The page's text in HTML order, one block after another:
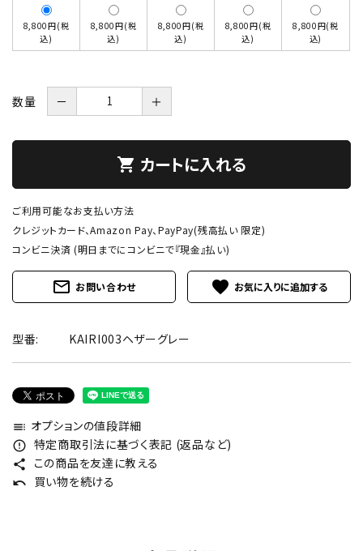
8,800円(税
込)
8,800円(税
込)
8,800円(税
込)
8,800円(税
込)
8,800円(税
込)
数量 － ＋
shopping_cart カートに入れる
ご利用可能なお支払い方法
クレジットカード、Amazon Pay、PayPay(残高払い 限定)
コンビニ決済 (明日までにコンビニで『現金』払い)
mail_outline お問い合わせ favorite
型番: KAIRI003ヘザーグレー
toc オプションの値段詳細
error_outline 特定商取引法に基づく表記 (返品など)
share この商品を友達に教える
undo 買い物を続ける